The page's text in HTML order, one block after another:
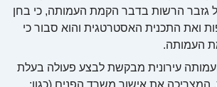
גזבר הרשות בדבר הקמת העמותה, כי בחן
ואת התכנית האסטרטגית והוא סבור כי
העמותה.
עירונית מבקשת לבצע פעולה בעלת
את אישור משרד הפנים (כגון: